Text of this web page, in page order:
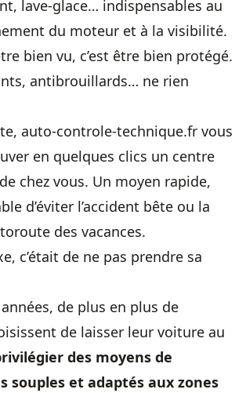
lave-glace… indispensables au
du moteur et à la visibilité.
bien vu, c’est être bien protégé.
antibrouillards… ne rien
auto-controle-technique.fr vous
en quelques clics un centre
chez vous. Un moyen rapide,
d’éviter l’accident bête ou la
des vacances.
c’était de ne pas prendre sa
de plus en plus de
de laisser leur voiture au
des moyens de
souples et adaptés aux zones